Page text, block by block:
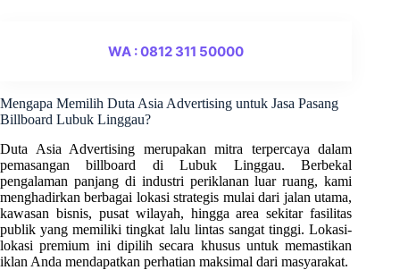
WA : 0812 311 50000
Mengapa Memilih Duta Asia Advertising untuk Jasa Pasang
Billboard Lubuk Linggau?
Duta Asia Advertising merupakan mitra terpercaya dalam
pemasangan billboard di Lubuk Linggau. Berbekal
pengalaman panjang di industri periklanan luar ruang, kami
menghadirkan berbagai lokasi strategis mulai dari jalan utama,
kawasan bisnis, pusat wilayah, hingga area sekitar fasilitas
publik yang memiliki tingkat lalu lintas sangat tinggi. Lokasi-
lokasi premium ini dipilih secara khusus untuk memastikan
iklan Anda mendapatkan perhatian maksimal dari masyarakat.